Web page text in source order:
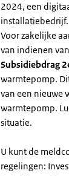
2024, een
installatiebedrijf.
Voor zakelijke
van indienen
Subsidiebdrag
warmtepomp.
van een nieuwe
warmtepomp.
situatie.
U kunt de
regelingen: